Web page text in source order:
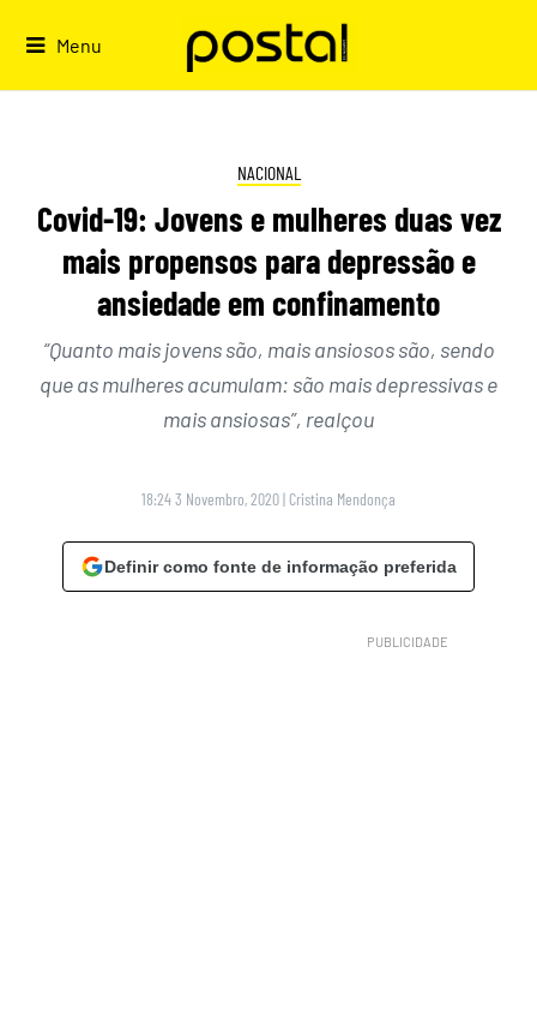
Menu
NACIONAL
Covid-19: Jovens e mulheres duas vez
mais propensos para depressão e
ansiedade em confinamento
“Quanto mais jovens são, mais ansiosos são, sendo
que as mulheres acumulam: são mais depressivas e
mais ansiosas”, realçou
18:24 3 Novembro, 2020| Cristina Mendonça
Definir como fonte de informação preferida